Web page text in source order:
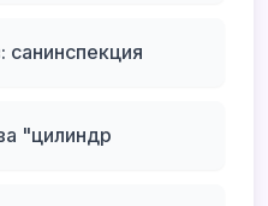
санинспекция
"цилиндр